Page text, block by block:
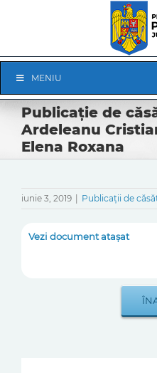
Navigation
MENIU
Publicație de
Ardeleanu
Elena Roxana
iunie 3, 2019 Publicații de
Vezi document atașat